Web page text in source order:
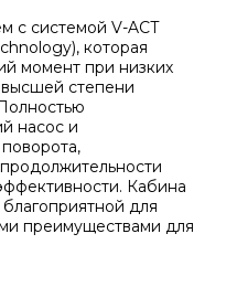
с системой V-ACT
которая
момент при низких
высшей степени
насос и
Кабина
для
преимуществами для